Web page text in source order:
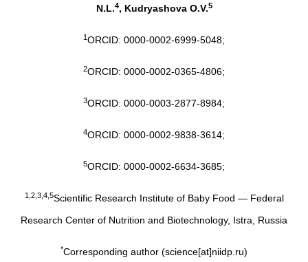
N.L.4, Kudryashova O.V.5
1ORCID: 0000-0002-6999-5048;
2ORCID: 0000-0002-0365-4806;
3ORCID: 0000-0003-2877-8984;
4ORCID: 0000-0002-9838-3614;
5ORCID: 0000-0002-6634-3685;
1,2,3,4,5Scientific Research Institute of Baby Food — Federal
Research Center of Nutrition and Biotechnology, Istra, Russia
*Corresponding author (science[at]niidp.ru)